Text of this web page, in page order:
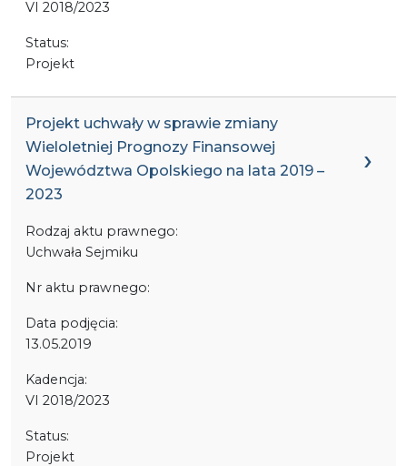
VI 2018/2023
Status:
Projekt
Projekt uchwały w sprawie zmiany
Wieloletniej Prognozy Finansowej
Województwa Opolskiego na lata 2019 –
2023
Rodzaj aktu prawnego:
Uchwała Sejmiku
Nr aktu prawnego:
Data podjęcia:
13.05.2019
Kadencja:
VI 2018/2023
Status:
Projekt